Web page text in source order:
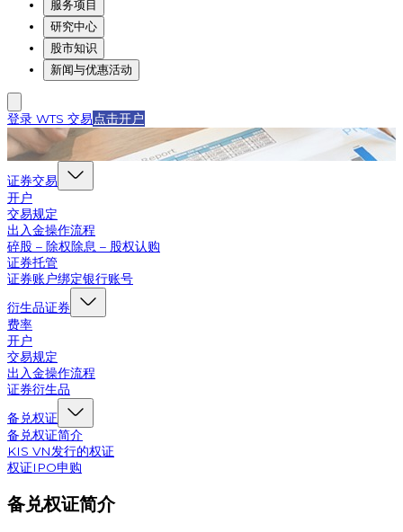
服务项目
研究中心
股市知识
新闻与优惠活动
登录 WTS 交易 点击开户
证券交易
开户
交易规定
出入金操作流程
碎股 – 除权除息 – 股权认购
证券托管
证券账户绑定银行账号
衍生品证券
费率
开户
交易规定
出入金操作流程
证券衍生品
备兑权证
备兑权证简介
KIS VN发行的权证
权证IPO申购
备兑权证简介